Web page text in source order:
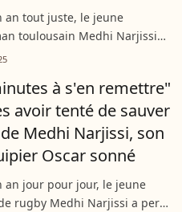
an tout juste, le jeune
toulousain Medhi Narjissi
emporté par les flots à
peinent à surmonter...
à s'en remettre"
avoir tenté de sauver
Medhi Narjissi, son
Oscar sonné
an jour pour jour, le jeune
rugby Medhi Narjissi a perdu